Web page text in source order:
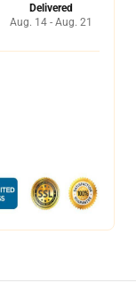
Delivered
Aug. 14 - Aug. 21